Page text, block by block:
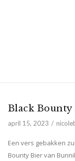
Black
april 15, 2023
Een vers gebakken
Bounty Bier van